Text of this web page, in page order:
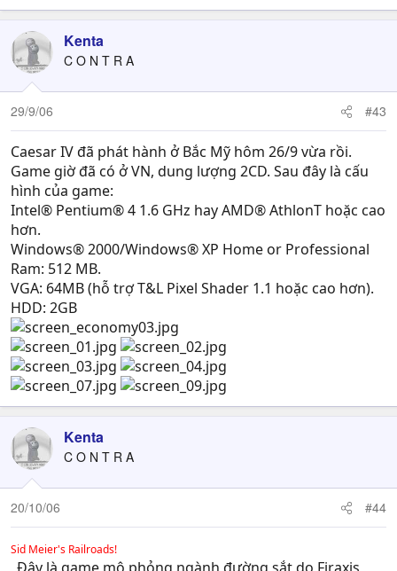
Kenta
C O N T R A
29/9/06 #43
Caesar IV đã phát hành ở Bắc Mỹ hôm 26/9 vừa rồi.
Game giờ đã có ở VN, dung lượng 2CD. Sau đây là cấu
hình của game:
Intel® Pentium® 4 1.6 GHz hay AMD® AthlonT hoặc cao
hơn.
Windows® 2000/Windows® XP Home or Professional
Ram: 512 MB.
VGA: 64MB (hỗ trợ T&L Pixel Shader 1.1 hoặc cao hơn).
HDD: 2GB
Kenta
C O N T R A
20/10/06 #44
Sid Meier's Railroads!